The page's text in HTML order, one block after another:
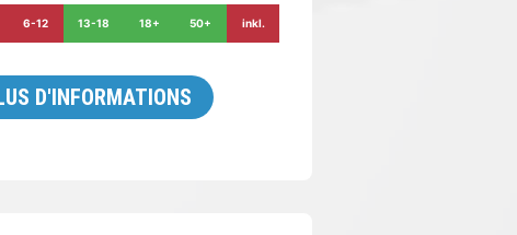
6-12 13-18 18+ 50+ inkl.
D'INFORMATIONS